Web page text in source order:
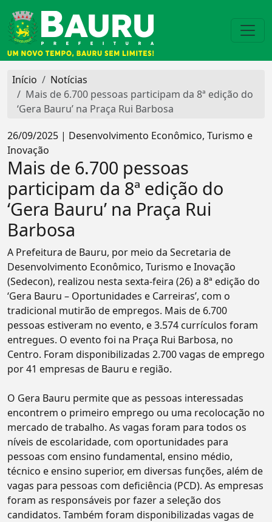
Início
Notícias
Mais de 6.700 pessoas participam da 8ª edição do
‘Gera Bauru’ na Praça Rui Barbosa
26/09/2025 | Desenvolvimento Econômico, Turismo e
Inovação
Mais de 6.700 pessoas
participam da 8ª edição do
‘Gera Bauru’ na Praça Rui
Barbosa
A Prefeitura de Bauru, por meio da Secretaria de
Desenvolvimento Econômico, Turismo e Inovação
(Sedecon), realizou nesta sexta-feira (26) a 8ª edição do
‘Gera Bauru – Oportunidades e Carreiras’, com o
tradicional mutirão de empregos. Mais de 6.700
pessoas estiveram no evento, e 3.574 currículos foram
entregues. O evento foi na Praça Rui Barbosa, no
Centro. Foram disponibilizadas 2.700 vagas de emprego
por 41 empresas de Bauru e região.
O Gera Bauru permite que as pessoas interessadas
encontrem o primeiro emprego ou uma recolocação no
mercado de trabalho. As vagas foram para todos os
níveis de escolaridade, com oportunidades para
pessoas com ensino fundamental, ensino médio,
técnico e ensino superior, em diversas funções, além de
vagas para pessoas com deficiência (PCD). As empresas
foram as responsáveis por fazer a seleção dos
candidatos. Também foram disponibilizadas vagas de